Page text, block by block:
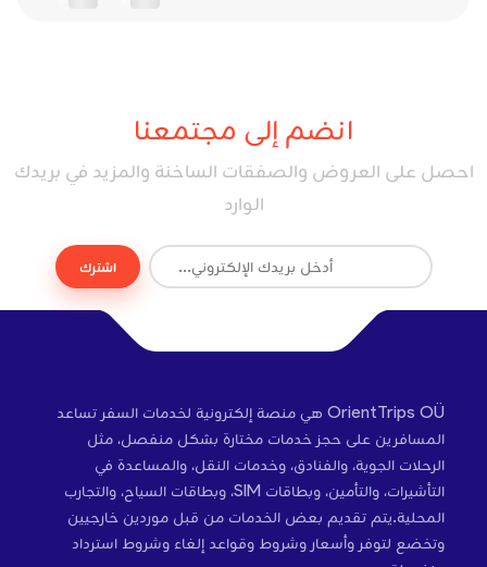
انضم إلى مجتمعنا
احصل على العروض والصفقات الساخنة والمزيد في بريدك
الوارد
اشترك
OrientTrips OÜ هي منصة إلكترونية لخدمات السفر تساعد
المسافرين على حجز خدمات مختارة بشكل منفصل، مثل
الرحلات الجوية، والفنادق، وخدمات النقل، والمساعدة في
التأشيرات، والتأمين، وبطاقات SIM، وبطاقات السياح، والتجارب
المحلية.يتم تقديم بعض الخدمات من قبل موردين خارجيين
وتخضع لتوفر وأسعار وشروط وقواعد إلغاء وشروط استرداد